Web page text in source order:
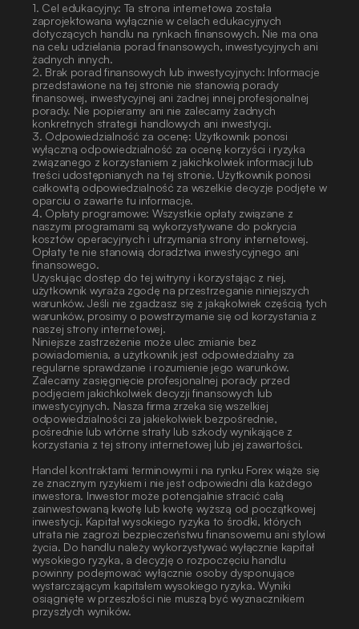
1. Cel edukacyjny: Ta strona internetowa została
zaprojektowana wyłącznie w celach edukacyjnych
dotyczących handlu na rynkach finansowych. Nie ma ona
na celu udzielania porad finansowych, inwestycyjnych ani
żadnych innych.
2. Brak porad finansowych lub inwestycyjnych: Informacje
przedstawione na tej stronie nie stanowią porady
finansowej, inwestycyjnej ani żadnej innej profesjonalnej
porady. Nie popieramy ani nie zalecamy żadnych
konkretnych strategii handlowych ani inwestycji.
3. Odpowiedzialność za ocenę: Użytkownik ponosi
wyłączną odpowiedzialność za ocenę korzyści i ryzyka
związanego z korzystaniem z jakichkolwiek informacji lub
treści udostępnianych na tej stronie. Użytkownik ponosi
całkowitą odpowiedzialność za wszelkie decyzje podjęte w
oparciu o zawarte tu informacje.
4. Opłaty programowe: Wszystkie opłaty związane z
naszymi programami są wykorzystywane do pokrycia
kosztów operacyjnych i utrzymania strony internetowej.
Opłaty te nie stanowią doradztwa inwestycyjnego ani
finansowego.
Uzyskując dostęp do tej witryny i korzystając z niej,
użytkownik wyraża zgodę na przestrzeganie niniejszych
warunków. Jeśli nie zgadzasz się z jakąkolwiek częścią tych
warunków, prosimy o powstrzymanie się od korzystania z
naszej strony internetowej.
Niniejsze zastrzeżenie może ulec zmianie bez
powiadomienia, a użytkownik jest odpowiedzialny za
regularne sprawdzanie i rozumienie jego warunków.
Zalecamy zasięgnięcie profesjonalnej porady przed
podjęciem jakichkolwiek decyzji finansowych lub
inwestycyjnych. Nasza firma zrzeka się wszelkiej
odpowiedzialności za jakiekolwiek bezpośrednie,
pośrednie lub wtórne straty lub szkody wynikające z
korzystania z tej strony internetowej lub jej zawartości.
Handel kontraktami terminowymi i na rynku Forex wiąże się
ze znacznym ryzykiem i nie jest odpowiedni dla każdego
inwestora. Inwestor może potencjalnie stracić całą
zainwestowaną kwotę lub kwotę wyższą od początkowej
inwestycji. Kapitał wysokiego ryzyka to środki, których
utrata nie zagrozi bezpieczeństwu finansowemu ani stylowi
życia. Do handlu należy wykorzystywać wyłącznie kapitał
wysokiego ryzyka, a decyzję o rozpoczęciu handlu
powinny podejmować wyłącznie osoby dysponujące
wystarczającym kapitałem wysokiego ryzyka. Wyniki
osiągnięte w przeszłości nie muszą być wyznacznikiem
przyszłych wyników.